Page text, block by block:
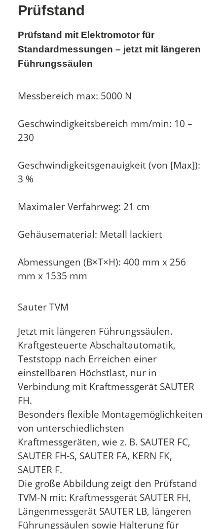
Prüfstand
Prüfstand mit Elektromotor für
Standardmessungen – jetzt mit längeren
Führungssäulen
Messbereich max: 5000 N
Geschwindigkeitsbereich mm/min: 10 –
230
Geschwindigkeitsgenauigkeit (von [Max]):
3 %
Maximaler Verfahrweg: 21 cm
Gehäusematerial: Metall lackiert
Abmessungen (B×T×H): 400 mm x 256
mm x 1535 mm
Sauter TVM
Jetzt mit längeren Führungssäulen.
Kraftgesteuerte Abschaltautomatik,
Teststopp nach Erreichen einer
einstellbaren Höchstlast, nur in
Verbindung mit Kraftmessgerät SAUTER
FH.
Besonders flexible Montagemöglichkeiten
von unterschiedlichsten
Kraftmessgeräten, wie z. B. SAUTER FC,
SAUTER FH-S, SAUTER FA, KERN FK,
SAUTER F.
Die große Abbildung zeigt den Prüfstand
TVM-N mit: Kraftmessgerät SAUTER FH,
Längenmessgerät SAUTER LB, längeren
Führungssäulen sowie Halterung für